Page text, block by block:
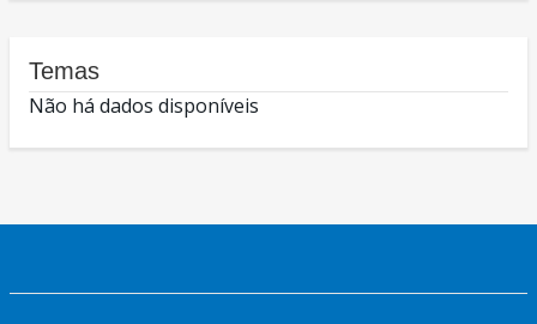
Temas
Não há dados disponíveis